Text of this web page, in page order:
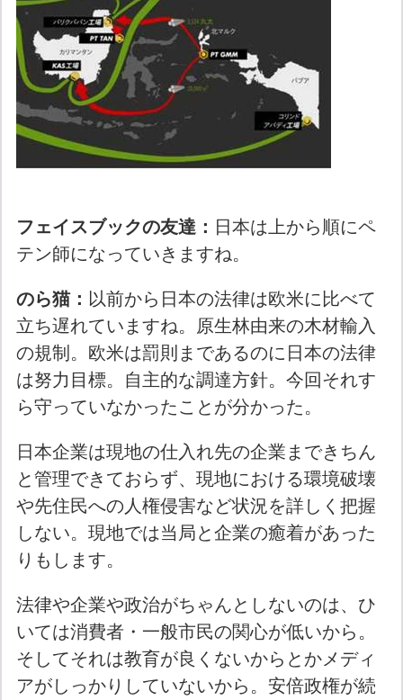
フェイスブックの友達： 日本は上から順にペ
テン師になっていきますね。
のら猫： 以前から日本の法律は欧米に比べて
立ち遅れていますね。原生林由来の木材輸入
の規制。欧米は罰則まであるのに日本の法律
は努力目標。自主的な調達方針。今回それす
ら守っていなかったことが分かった。
日本企業は現地の仕入れ先の企業まできちん
と管理できておらず、現地における環境破壊
や先住民への人権侵害など状況を詳しく把握
しない。現地では当局と企業の癒着があった
りもします。
法律や企業や政治がちゃんとしないのは、ひ
いては消費者・一般市民の関心が低いから。
そしてそれは教育が良くないからとかメディ
アがしっかりしていないから。安倍政権が続